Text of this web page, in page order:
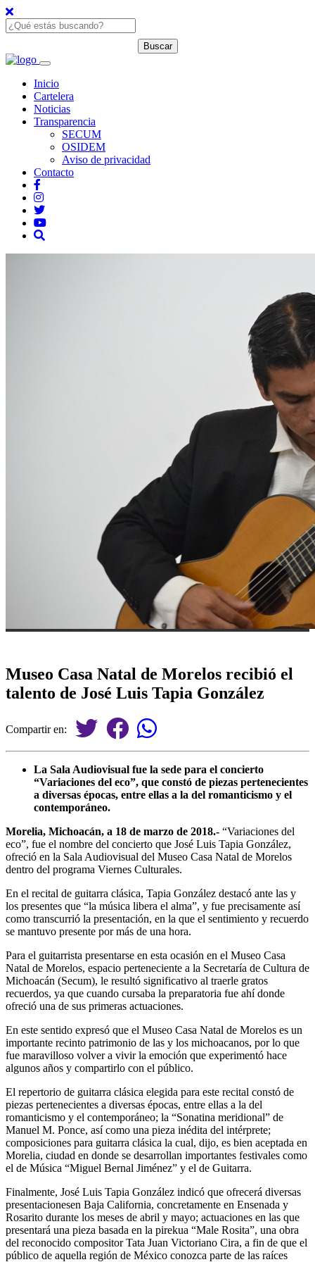
Inicio
Cartelera
Noticias
Transparencia
SECUM
OSIDEM
Aviso de privacidad
Contacto
Museo Casa Natal de Morelos recibió el
talento de José Luis Tapia González
Compartir en:
La Sala Audiovisual fue la sede para el concierto
“Variaciones del eco”, que constó de piezas pertenecientes
a diversas épocas, entre ellas a la del romanticismo y el
contemporáneo.
Morelia, Michoacán, a 18 de marzo de 2018.- “Variaciones del
eco”, fue el nombre del concierto que José Luis Tapia González,
ofreció en la Sala Audiovisual del Museo Casa Natal de Morelos
dentro del programa Viernes Culturales.
En el recital de guitarra clásica, Tapia González destacó ante las y
los presentes que “la música libera el alma”, y fue precisamente así
como transcurrió la presentación, en la que el sentimiento y recuerdo
se mantuvo presente por más de una hora.
Para el guitarrista presentarse en esta ocasión en el Museo Casa
Natal de Morelos, espacio perteneciente a la Secretaría de Cultura de
Michoacán (Secum), le resultó significativo al traerle gratos
recuerdos, ya que cuando cursaba la preparatoria fue ahí donde
ofreció una de sus primeras actuaciones.
En este sentido expresó que el Museo Casa Natal de Morelos es un
importante recinto patrimonio de las y los michoacanos, por lo que
fue maravilloso volver a vivir la emoción que experimentó hace
algunos años y compartirlo con el público.
El repertorio de guitarra clásica elegida para este recital constó de
piezas pertenecientes a diversas épocas, entre ellas a la del
romanticismo y el contemporáneo; la “Sonatina meridional” de
Manuel M. Ponce, así como una pieza inédita del intérprete;
composiciones para guitarra clásica la cual, dijo, es bien aceptada en
Morelia, ciudad en donde se desarrollan importantes festivales como
el de Música “Miguel Bernal Jiménez” y el de Guitarra.
Finalmente, José Luis Tapia González indicó que ofrecerá diversas
presentacionesen Baja California, concretamente en Ensenada y
Rosarito durante los meses de abril y mayo; actuaciones en las que
presentará una pieza basada en la pirekua “Male Rosita”, una obra
del reconocido compositor Tata Juan Victoriano Cira, a fin de que el
público de aquella región de México conozca parte de las raíces